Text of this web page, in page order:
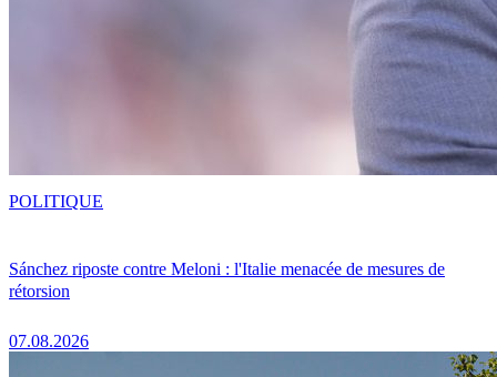
Sánchez riposte contre Meloni : l'Italie menacée de mesures de
rétorsion
07.08.2026
POLITIQUE